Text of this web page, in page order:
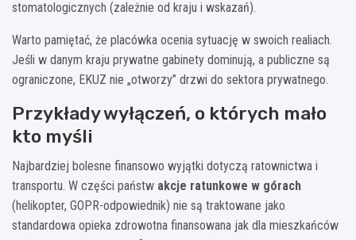
stomatologicznych (zależnie od kraju i wskazań).
Warto pamiętać, że placówka ocenia sytuację w swoich realiach.
Jeśli w danym kraju prywatne gabinety dominują, a publiczne są
ograniczone, EKUZ nie „otworzy” drzwi do sektora prywatnego.
Przykłady wyłączeń, o których mało
kto myśli
Najbardziej bolesne finansowo wyjątki dotyczą ratownictwa i
transportu. W części państw akcje ratunkowe w górach
(helikopter, GOPR-odpowiednik) nie są traktowane jako
standardowa opieka zdrowotna finansowana jak dla mieszkańców